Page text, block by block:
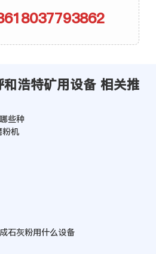
浩特矿用设备 相关推
些种
粉机
石灰粉用什么设备